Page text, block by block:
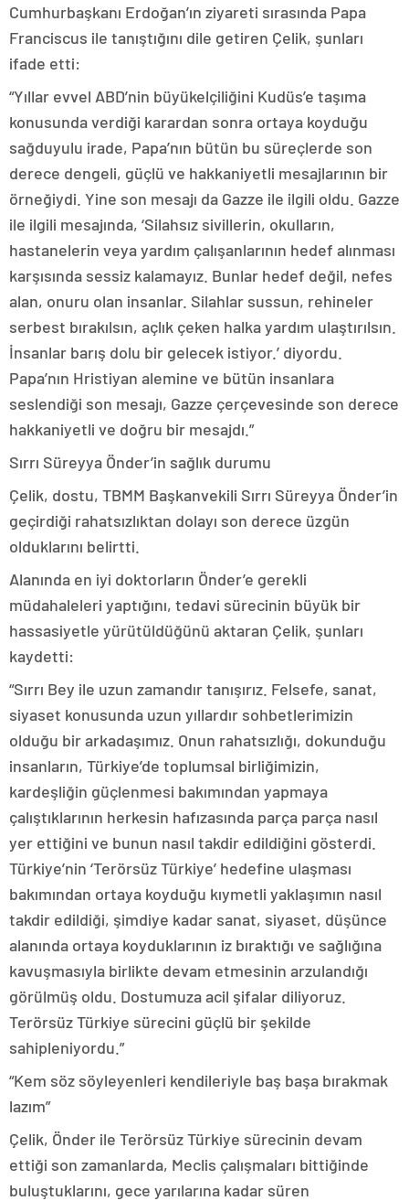
Cumhurbaşkanı Erdoğan’ın ziyareti sırasında Papa
Franciscus ile tanıştığını dile getiren Çelik, şunları
ifade etti:
“Yıllar evvel ABD’nin büyükelçiliğini Kudüs’e taşıma
konusunda verdiği karardan sonra ortaya koyduğu
sağduyulu irade, Papa’nın bütün bu süreçlerde son
derece dengeli, güçlü ve hakkaniyetli mesajlarının bir
örneğiydi. Yine son mesajı da Gazze ile ilgili oldu. Gazze
ile ilgili mesajında, ‘Silahsız sivillerin, okulların,
hastanelerin veya yardım çalışanlarının hedef alınması
karşısında sessiz kalamayız. Bunlar hedef değil, nefes
alan, onuru olan insanlar. Silahlar sussun, rehineler
serbest bırakılsın, açlık çeken halka yardım ulaştırılsın.
İnsanlar barış dolu bir gelecek istiyor.’ diyordu.
Papa’nın Hristiyan alemine ve bütün insanlara
seslendiği son mesajı, Gazze çerçevesinde son derece
hakkaniyetli ve doğru bir mesajdı.”
Sırrı Süreyya Önder’in sağlık durumu
Çelik, dostu, TBMM Başkanvekili Sırrı Süreyya Önder’in
geçirdiği rahatsızlıktan dolayı son derece üzgün
olduklarını belirtti.
Alanında en iyi doktorların Önder’e gerekli
müdahaleleri yaptığını, tedavi sürecinin büyük bir
hassasiyetle yürütüldüğünü aktaran Çelik, şunları
kaydetti:
“Sırrı Bey ile uzun zamandır tanışırız. Felsefe, sanat,
siyaset konusunda uzun yıllardır sohbetlerimizin
olduğu bir arkadaşımız. Onun rahatsızlığı, dokunduğu
insanların, Türkiye’de toplumsal birliğimizin,
kardeşliğin güçlenmesi bakımından yapmaya
çalıştıklarının herkesin hafızasında parça parça nasıl
yer ettiğini ve bunun nasıl takdir edildiğini gösterdi.
Türkiye’nin ‘Terörsüz Türkiye’ hedefine ulaşması
bakımından ortaya koyduğu kıymetli yaklaşımın nasıl
takdir edildiği, şimdiye kadar sanat, siyaset, düşünce
alanında ortaya koyduklarının iz bıraktığı ve sağlığına
kavuşmasıyla birlikte devam etmesinin arzulandığı
görülmüş oldu. Dostumuza acil şifalar diliyoruz.
Terörsüz Türkiye sürecini güçlü bir şekilde
sahipleniyordu.”
“Kem söz söyleyenleri kendileriyle baş başa bırakmak
lazım”
Çelik, Önder ile Terörsüz Türkiye sürecinin devam
ettiği son zamanlarda, Meclis çalışmaları bittiğinde
buluştuklarını, gece yarılarına kadar süren